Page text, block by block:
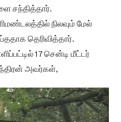
சந்தித்தார்.
நிலவும் மேல்
தெரிவித்தார்.
17 சென்டி மீட்டர்
அவர்கள்,